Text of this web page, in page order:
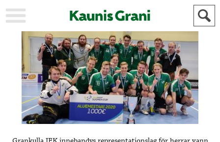
KAUPUNKI
STADEN
AJANKOHTAISTA
AKTUELLT
URHEILU
IDROTT
KULTTUURI
KULTUR
HISTORIA
HISTORIA
YLEINEN
ALLMÄN